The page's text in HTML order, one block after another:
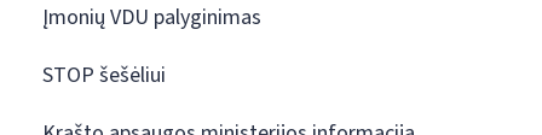
Įmonių VDU palyginimas
STOP šešėliui